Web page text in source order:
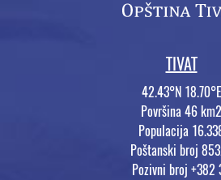
TIVAT
42.43°N 18.70°E
Površina 46 km2
Populacija
Poštanski broj
Pozivni broj +382